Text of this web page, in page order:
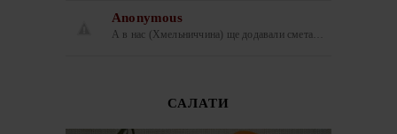
Anonymous
А в нас (Хмельниччина) ще додавали смета…
САЛАТИ